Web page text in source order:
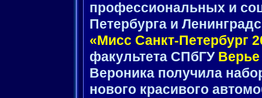
профессиональных и
Петербурга и
«Мисс Санкт-Петербург
факультета СПбГУ
Вероника получила
нового красивого